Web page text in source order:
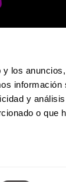
y los
información
y
o que